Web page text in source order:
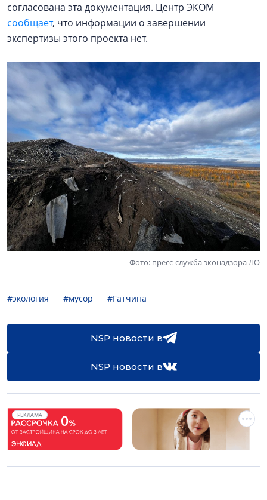
согласована эта документация. Центр ЭКОМ
сообщает, что информации о завершении
экспертизы этого проекта нет.
Фото: пресс-служба эконадзора ЛО
#экология #мусор #Гатчина
NSP новости в
NSP новости в
РЕКЛАМА